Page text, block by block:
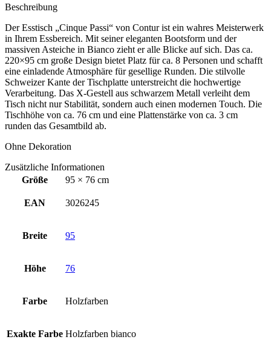
Beschreibung
Der Esstisch „Cinque Passi“ von Contur ist ein wahres Meisterwerk
in Ihrem Essbereich. Mit seiner eleganten Bootsform und der
massiven Asteiche in Bianco zieht er alle Blicke auf sich. Das ca.
220×95 cm große Design bietet Platz für ca. 8 Personen und schafft
eine einladende Atmosphäre für gesellige Runden. Die stilvolle
Schweizer Kante der Tischplatte unterstreicht die hochwertige
Verarbeitung. Das X-Gestell aus schwarzem Metall verleiht dem
Tisch nicht nur Stabilität, sondern auch einen modernen Touch. Die
Tischhöhe von ca. 76 cm und eine Plattenstärke von ca. 3 cm
runden das Gesamtbild ab.
Ohne Dekoration
Zusätzliche Informationen
Größe
95 × 76 cm
EAN 3026245
Breite 95
Höhe 76
Farbe Holzfarben
Exakte Farbe Holzfarben bianco